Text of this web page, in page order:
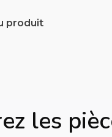
produit
les